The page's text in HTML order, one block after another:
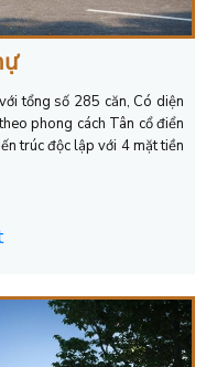
tổng số 285 căn, Có diện
phong cách Tân cổ điển
trúc độc lập với 4 mặt tiền